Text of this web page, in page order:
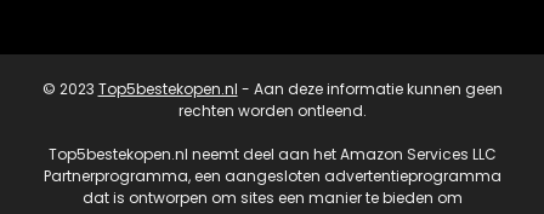
© 2023 Top5bestekopen.nl - Aan deze informatie kunnen geen
rechten worden ontleend.
Top5bestekopen.nl neemt deel aan het Amazon Services LLC
Partnerprogramma, een aangesloten advertentieprogramma
dat is ontworpen om sites een manier te bieden om